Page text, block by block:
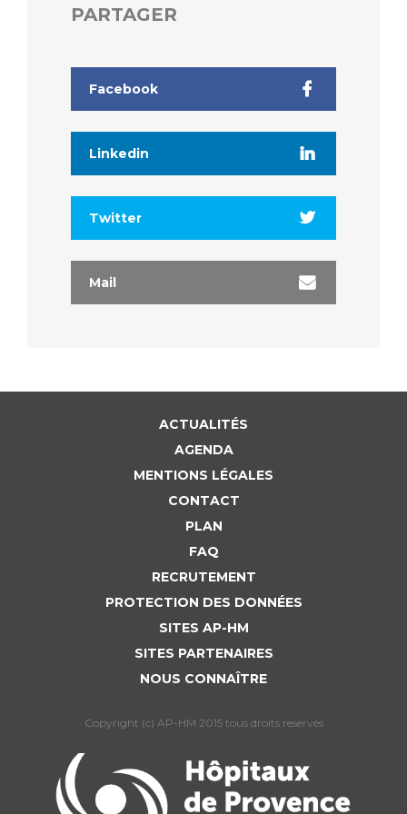
Qualité
Nos indicateurs qualité et de sécurité des soins
Protection des données
Lieu de santé sans tabac
Liste des marchés conclus
PARTAGER
Facebook
Linkedin
Twitter
Mail
ACTUALITÉS
AGENDA
MENTIONS LÉGALES
CONTACT
PLAN
FAQ
RECRUTEMENT
PROTECTION DES DONNÉES
SITES AP-HM
SITES PARTENAIRES
NOUS CONNAÎTRE
Copyright (c) AP-HM 2015 tous droits reservés